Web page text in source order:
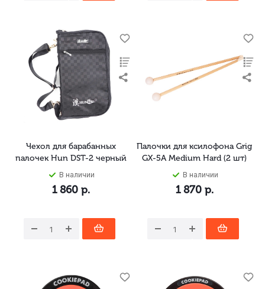
Чехол для барабанных
палочек Hun DST-2 черный
В наличии
1 860р.
Палочки для ксилофона Grig
GX-5A Medium Hard (2 шт)
В наличии
1 870р.